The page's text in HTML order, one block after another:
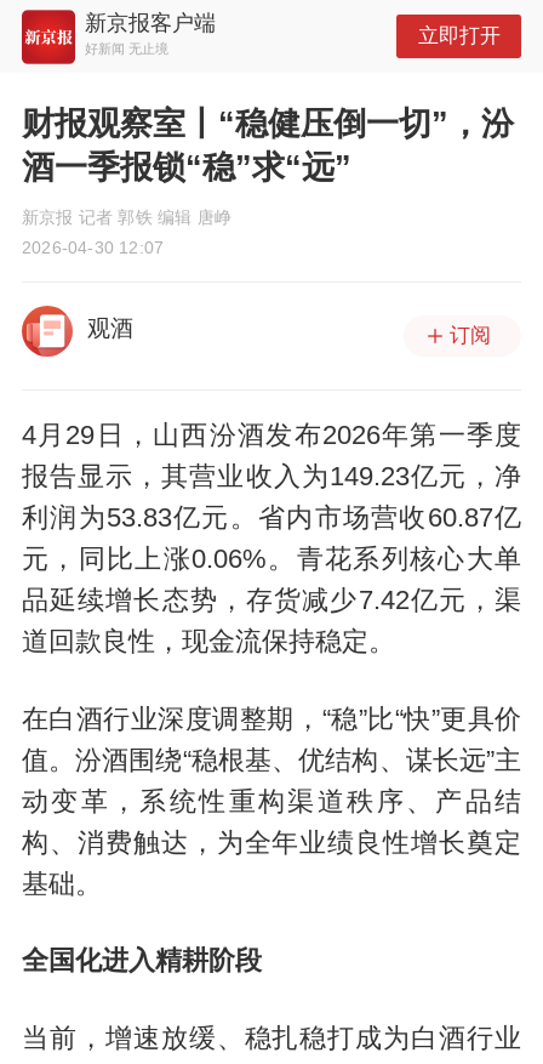
新京报客户端
好新闻 无止境
立即打开
财报观察室丨“稳健压倒一切”，汾
酒一季报锁“稳”求“远”
新京报 记者 郭铁 编辑 唐峥
2026-04-30 12:07
观酒 订阅
4月29日，山西汾酒发布2026年第一季度
报告显示，其营业收入为149.23亿元，净
利润为53.83亿元。省内市场营收60.87亿
元，同比上涨0.06%。青花系列核心大单
品延续增长态势，存货减少7.42亿元，渠
道回款良性，现金流保持稳定。
在白酒行业深度调整期，“稳”比“快”更具价
值。汾酒围绕“稳根基、优结构、谋长远”主
动变革，系统性重构渠道秩序、产品结
构、消费触达，为全年业绩良性增长奠定
基础。
全国化进入精耕阶段
当前，增速放缓、稳扎稳打成为白酒行业